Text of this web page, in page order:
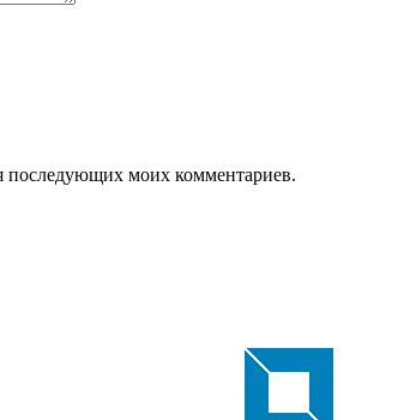
последующих моих комментариев.